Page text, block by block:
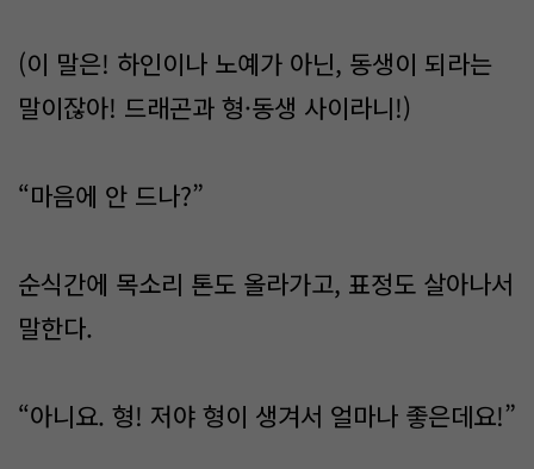
(이 말은! 하인이나 노예가 아닌, 동생이 되라는
말이잖아! 드래곤과 형·동생 사이라니!)
“마음에 안 드나?”
순식간에 목소리 톤도 올라가고, 표정도 살아나서
말한다.
“아니요. 형! 저야 형이 생겨서 얼마나 좋은데요!”